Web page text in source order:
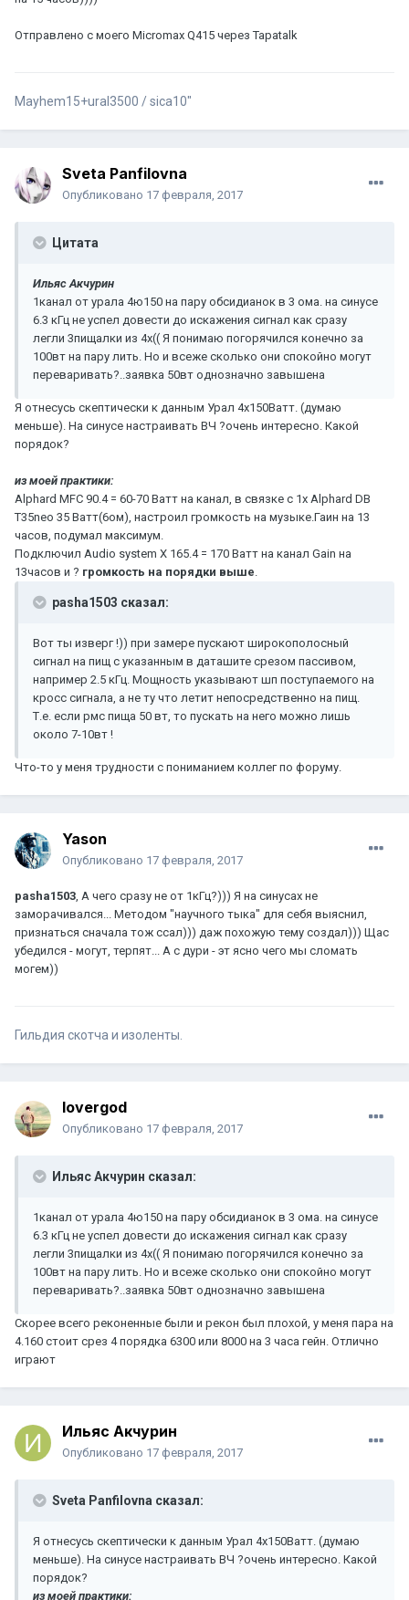
Отправлено с моего Micromax Q415 через Tapatalk
Mayhem15+ural3500 / sica10"
Sveta Panfilovna
Опубликовано 17 февраля, 2017
Цитата
Ильяс Акчурин
1канал от урала 4ю150 на пару обсидианок в 3 ома. на синусе
6.3 кГц не успел довести до искажения сигнал как сразу
легли 3пищалки из 4х(( Я понимаю погорячился конечно за
100вт на пару лить. Но и всеже сколько они спокойно могут
переваривать?..заявка 50вт однозначно завышена
Я отнесусь скептически к данным Урал 4х150Ватт. (думаю
меньше). На синусе настраивать ВЧ ?очень интересно. Какой
порядок?
из моей практики:
Alphard MFC 90.4 = 60-70 Ватт на канал, в связке с 1х Alphard DB
T35neo 35 Ватт(6ом), настроил громкость на музыке.Гаин на 13
часов, подумал максимум.
Подключил Audio system X 165.4 = 170 Ватт на канал Gain на
13часов и ? громкость на порядки выше.
pasha1503 сказал:
Вот ты изверг !)) при замере пускают широкополосный
сигнал на пищ с указанным в даташите срезом пассивом,
например 2.5 кГц. Мощность указывают шп поступаемого на
кросс сигнала, а не ту что летит непосредственно на пищ.
Т.е. если рмс пища 50 вт, то пускать на него можно лишь
около 7-10вт !
Что-то у меня трудности с пониманием коллег по форуму.
Yason
Опубликовано 17 февраля, 2017
pasha1503, А чего сразу не от 1кГц?))) Я на синусах не
заморачивался... Методом "научного тыка" для себя выяснил,
признаться сначала тож ссал))) даж похожую тему создал))) Щас
убедился - могут, терпят... А с дури - эт ясно чего мы сломать
могем))
Гильдия скотча и изоленты.
lovergod
Опубликовано 17 февраля, 2017
Ильяс Акчурин сказал:
1канал от урала 4ю150 на пару обсидианок в 3 ома. на синусе
6.3 кГц не успел довести до искажения сигнал как сразу
легли 3пищалки из 4х(( Я понимаю погорячился конечно за
100вт на пару лить. Но и всеже сколько они спокойно могут
переваривать?..заявка 50вт однозначно завышена
Скорее всего реконенные были и рекон был плохой, у меня пара на
4.160 стоит срез 4 порядка 6300 или 8000 на 3 часа гейн. Отлично
играют
Ильяс Акчурин
Опубликовано 17 февраля, 2017
Sveta Panfilovna сказал:
Я отнесусь скептически к данным Урал 4х150Ватт. (думаю
меньше). На синусе настраивать ВЧ ?очень интересно. Какой
порядок?
из моей практики: